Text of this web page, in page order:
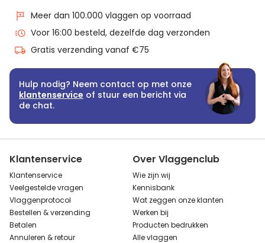
Meer dan 100.000 vlaggen op voorraad
Voor 16:00 besteld, dezelfde dag verzonden
Gratis verzending vanaf €75
Hulp nodig? Neem contact op met onze
klantenservice of stuur een bericht via
de chat.
Klantenservice
Klantenservice
Veelgestelde vragen
Vlaggenprotocol
Bestellen & verzending
Betalen
Annuleren & retour
Over Vlaggenclub
Wie zijn wij
Kennisbank
Wat zeggen onze klanten
Werken bij
Producten bedrukken
Alle vlaggen